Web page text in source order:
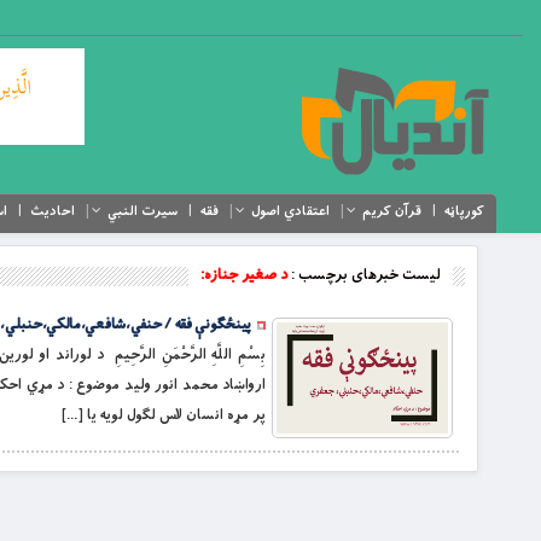
کورپاڼه قرآن کریم اعتقادي اصول فقه سیرت النبي احادیث
لیست خبرهای برچسب :د صغير جنازه:
پينځګونې فقه /
بِسْمِ اللَّهِ الرَّحْمَنِ الرَّحِيمِ د لوراند او
ارواښاد محمد انور وليد موضوع : د مړي
پر مړه انسان لاس لګول لويه يا […]